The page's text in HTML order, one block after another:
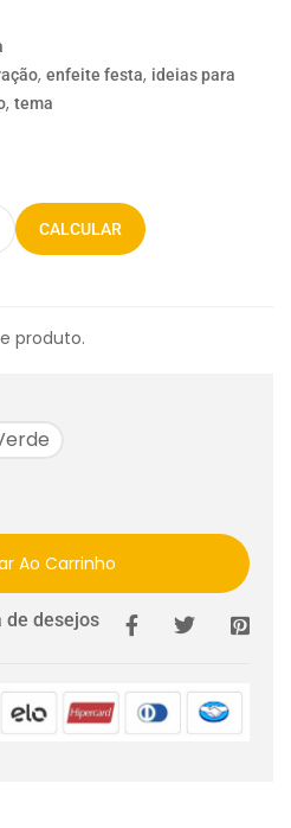
, enfeite festa, ideias para
, tema
CALCULAR
produto.
Ao Carrinho
de desejos